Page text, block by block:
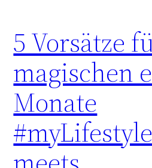
5 Vorsätze
magischen
Monate